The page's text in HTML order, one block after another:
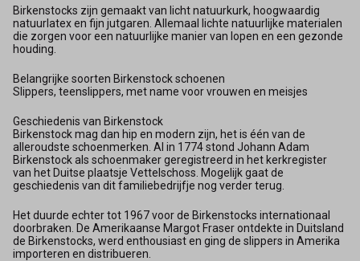
Birkenstocks zijn gemaakt van licht natuurkurk, hoogwaardig
natuurlatex en fijn jutgaren. Allemaal lichte natuurlijke materialen
die zorgen voor een natuurlijke manier van lopen en een gezonde
houding.
Belangrijke soorten Birkenstock schoenen
Slippers, teenslippers, met name voor vrouwen en meisjes
Geschiedenis van Birkenstock
Birkenstock mag dan hip en modern zijn, het is één van de
alleroudste schoenmerken. Al in 1774 stond Johann Adam
Birkenstock als schoenmaker geregistreerd in het kerkregister
van het Duitse plaatsje Vettelschoss. Mogelijk gaat de
geschiedenis van dit familiebedrijfje nog verder terug.
Het duurde echter tot 1967 voor de Birkenstocks internationaal
doorbraken. De Amerikaanse Margot Fraser ontdekte in Duitsland
de Birkenstocks, werd enthousiast en ging de slippers in Amerika
importeren en distribueren.